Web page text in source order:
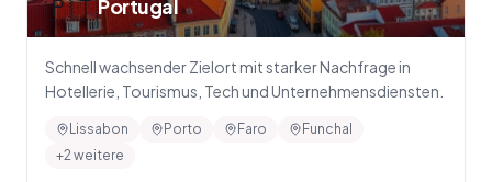
🇵🇹Portugal
Schnell wachsender Zielort mit starker Nachfrage in
Hotellerie, Tourismus, Tech und Unternehmensdiensten.
Lissabon Porto Faro
Funchal
+2 weitere